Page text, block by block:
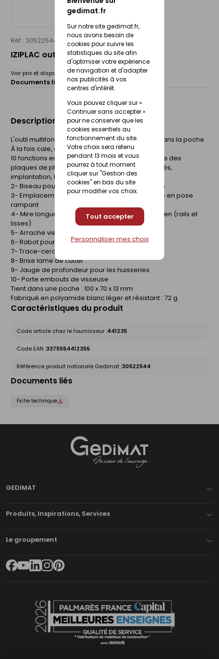
gedimat.fr
Sur notre site gedimat.fr,
nous avons besoin de
cookies pour suivre les
statistiques du site afin
d'optimiser votre expérience
de navigation et d'adapter
nos publicités à vos
centres d'intérêt.
Vous pouvez cliquer sur «
Continuer sans accepter »
pour ne conserver que les
cookies essentiels au
fonctionnement du site.
Votre choix sera retenu
pendant 13 mois et vous
pourrez à tout moment
cliquer sur "Gestion des
cookies" en bas du site
pour modifier vos choix.
Tout accepter
Personnaliser mes choix
Réf : 30522544 TALIA
IZIPLAC outil multifonction
Voir prix et disponibilité en magasin
Documents liés : Fiche technique
Description du produit
L'outil multifonctions pour le plaquiste, qui tient dans la poche
À la fois cale, gabarit, mire, levier, rabot, etc ...
10 fonctions en tout, de la pose des rails à la pose des
plaques de plâtre : 1- Cale (ép. 13mm) pour tracés,
implantation, huisseries, .....
2- Biseau pour l'implantation des sous rampants
3- Emplacement de vis pour maintien de plaque en pose
rampant
4- Mire longue portée laser avec clips de maintien (rails et
lisses)
5- Arrache vis
6- Rabot pour le chant des plaques
7- Trace-cercles Ø 20 à 120 mm
8- Brise lame de cutter
9- Jauge de profondeur pour les huisseries
10- Porte embouts de visseuse
Tient dans une poche : 100 x 70 x 13 mm
Fabriqué en polyamide blanc léger et résistant : 72 g.
Caractéristiques du produit
Code article chez le fournisseur :441235
Code EAN :3375554412355
Référence produit nationale Gedimat :30522544
Documents liés
Fiche technique
GEDIMAT
Produits, Inspirations, Services
Le groupement